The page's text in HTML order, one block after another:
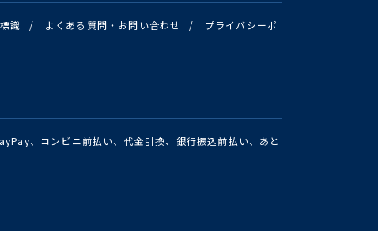
識 / よくある質問・お問い合わせ /
プライバシーポ
、コンビニ前払い、代金引換、銀行振込前払い、あと